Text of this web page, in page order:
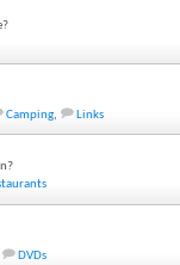
Camping, Links
DVDs